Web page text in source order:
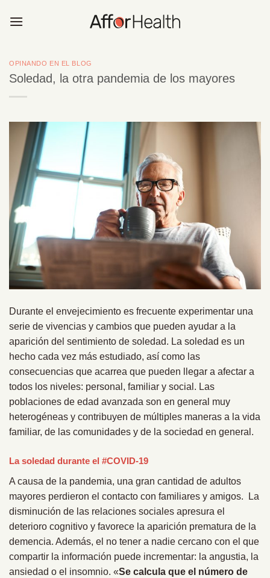
OPINANDO EN EL BLOG
Soledad, la otra pandemia de los mayores
Durante el envejecimiento es frecuente experimentar una
serie de vivencias y cambios que pueden ayudar a la
aparición del sentimiento de soledad. La soledad es un
hecho cada vez más estudiado, así como las
consecuencias que acarrea que pueden llegar a afectar a
todos los niveles: personal, familiar y social. Las
poblaciones de edad avanzada son en general muy
heterogéneas y contribuyen de múltiples maneras a la vida
familiar, de las comunidades y de la sociedad en general.
La soledad durante el #COVID-19
A causa de la pandemia, una gran cantidad de adultos
mayores perdieron el contacto con familiares y amigos. La
disminución de las relaciones sociales apresura el
deterioro cognitivo y favorece la aparición prematura de la
demencia. Además, el no tener a nadie cercano con el que
compartir la información puede incrementar: la angustia, la
ansiedad o el insomnio. «Se calcula que el número de